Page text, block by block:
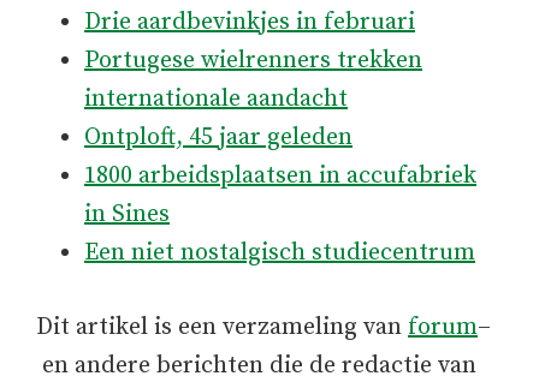
Drie aardbevinkjes in februari
Portugese wielrenners trekken
internationale aandacht
Ontploft, 45 jaar geleden
1800 arbeidsplaatsen in accufabriek
in Sines
Een niet nostalgisch studiecentrum
Dit artikel is een verzameling van forum–
en andere berichten die de redactie van